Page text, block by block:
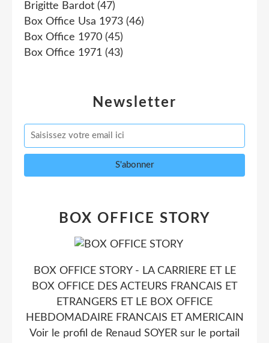
Newsletter
Brigitte Bardot (47)
Box Office Usa 1973 (46)
Box Office 1970 (45)
Box Office 1971 (43)
BOX OFFICE STORY
BOX OFFICE STORY - LA CARRIERE ET LE
BOX OFFICE DES ACTEURS FRANCAIS ET
ETRANGERS ET LE BOX OFFICE
HEBDOMADAIRE FRANCAIS ET AMERICAIN
Voir le profil de Renaud SOYER sur le portail